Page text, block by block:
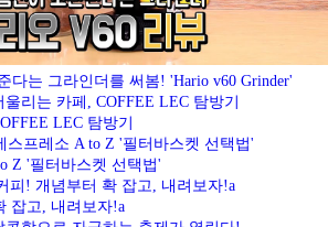
다는 그라인더를 써봄! 'Hario v60 Grinder'
LEC 탐방기
Z '필터바스켓 선택법'
잡고, 내려보자!a